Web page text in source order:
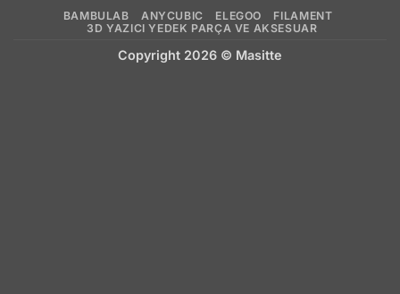
Delivery
BAMBULAB ANYCUBIC ELEGOO
FILAMENT
3D YAZICI YEDEK PARÇA VE AKSESUAR
Copyright 2026 © Masitte